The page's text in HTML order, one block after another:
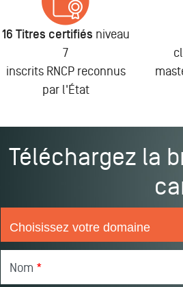
16 Titres certifiés niveau
7
inscrits RNCP reconnus
par l'État
Téléchargez la
Nom *